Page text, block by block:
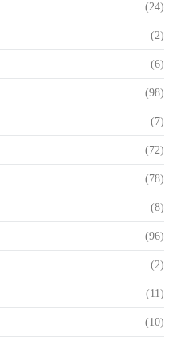
(24)
(2)
(6)
(98)
(7)
(72)
(78)
(8)
(96)
(2)
(11)
(10)